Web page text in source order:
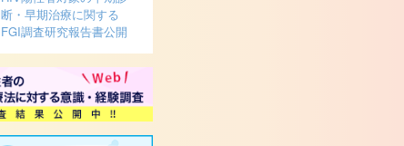
断・早期治療に関する
FGI調査研究報告書公開